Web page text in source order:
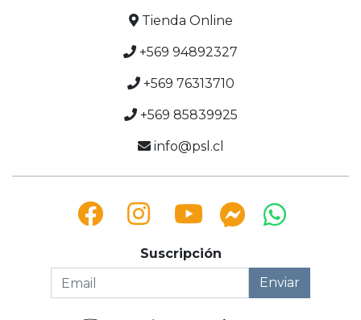
Tienda Online
+569 94892327
+569 76313710
+569 85839925
info@psl.cl
Suscripción
Enviar